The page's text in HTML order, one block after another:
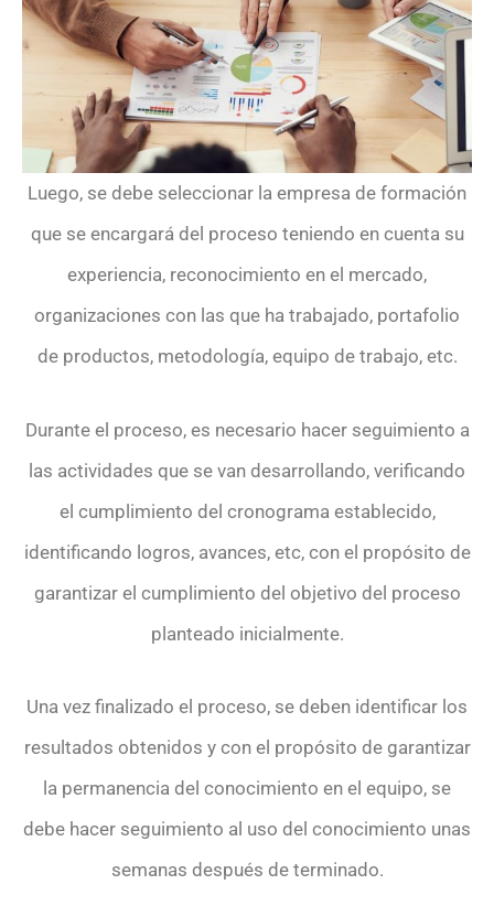
Luego, se debe seleccionar la empresa de formación
que se encargará del proceso teniendo en cuenta su
experiencia, reconocimiento en el mercado,
organizaciones con las que ha trabajado, portafolio
de productos, metodología, equipo de trabajo, etc.
Durante el proceso, es necesario hacer seguimiento a
las actividades que se van desarrollando, verificando
el cumplimiento del cronograma establecido,
identificando logros, avances, etc, con el propósito de
garantizar el cumplimiento del objetivo del proceso
planteado inicialmente.
Una vez finalizado el proceso, se deben identificar los
resultados obtenidos y con el propósito de garantizar
la permanencia del conocimiento en el equipo, se
debe hacer seguimiento al uso del conocimiento unas
semanas después de terminado.